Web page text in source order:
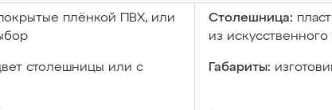
плёнкой ПВХ, или
Столешница:
из
столешницы или с
Габариты: